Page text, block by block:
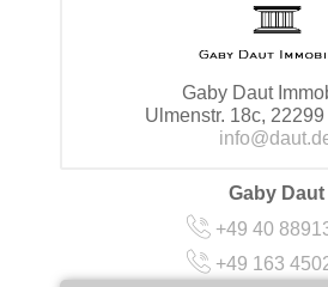
Gaby Daut
Ulmenstr. 18c,
Gaby Daut
+49 40
+49 163